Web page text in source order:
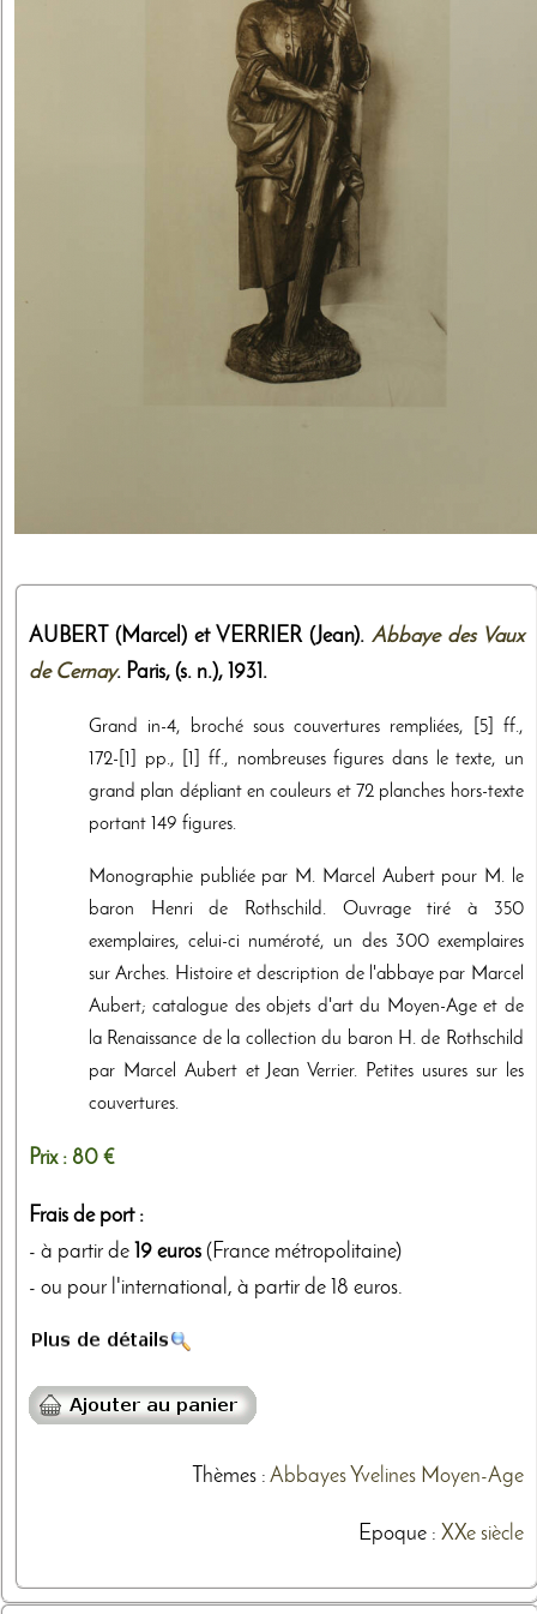
AUBERT (Marcel) et VERRIER (Jean). Abbaye des Vaux
de Cernay. Paris, (s. n.), 1931 .
Grand in-4, broché sous couvertures rempliées, [5] ff.,
172-[1] pp., [1] ff., nombreuses figures dans le texte, un
grand plan dépliant en couleurs et 72 planches hors-texte
portant 149 figures.
Monographie publiée par M. Marcel Aubert pour M. le
baron Henri de Rothschild. Ouvrage tiré à 350
exemplaires, celui-ci numéroté, un des 300 exemplaires
sur Arches. Histoire et description de l'abbaye par Marcel
Aubert; catalogue des objets d'art du Moyen-Age et de
la Renaissance de la collection du baron H. de Rothschild
par Marcel Aubert et Jean Verrier. Petites usures sur les
couvertures.
Prix : 80 €
Frais de port :
- à partir de 19 euros (France métropolitaine)
- ou pour l'international, à partir de 18 euros.
Thèmes: Abbayes Yvelines Moyen-Age
Epoque : XXe siècle